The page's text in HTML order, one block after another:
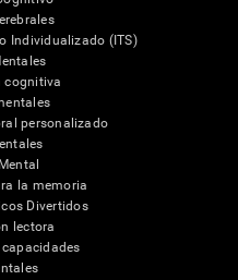
Individualizado (ITS)
cognitiva
personalizado
la memoria
Divertidos
lectora